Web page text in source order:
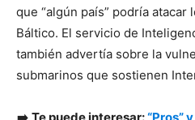
que “algún país” podría atacar
Báltico. El servicio de
también advertía sobre la
submarinos que sostienen